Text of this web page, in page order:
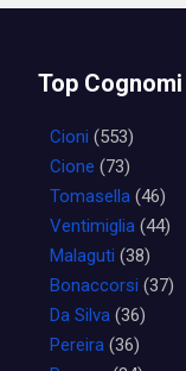
Top Cognomi
Cioni (553)
Cione (73)
Tomasella (46)
Ventimiglia (44)
Malaguti (38)
Bonaccorsi (37)
Da Silva (36)
Pereira (36)